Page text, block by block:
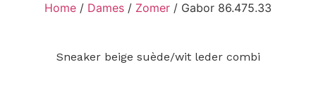
Home / Dames / Zomer / Gabor 86.475.33
Sneaker beige suède/wit leder combi